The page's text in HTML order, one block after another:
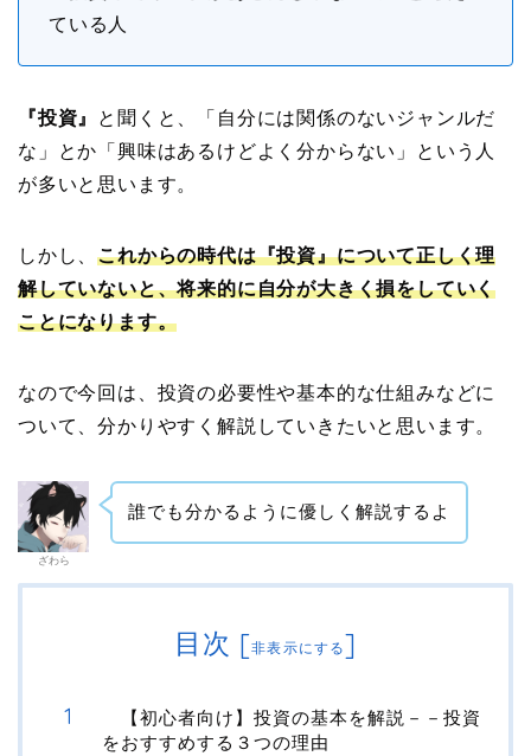
ている人
『投資』
と聞くと、「自分には関係のないジャンルだ
な」とか「興味はあるけどよく分からない」という人
が多いと思います。
しかし、これからの時代は『投資』について正しく理
解していないと、将来的に自分が大きく損をしていく
ことになります。
なので今回は、投資の必要性や基本的な仕組みなどに
ついて、分かりやすく解説していきたいと思います。
ざわら
誰でも分かるように優しく解説するよ
目次 [非表示にする]
【初心者向け】投資の基本を解説－－投資
をおすすめする３つの理由